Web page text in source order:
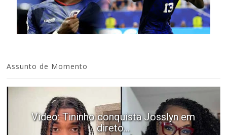
Assunto de Momento
Video: Tininho conquista Josslyn em
direto...